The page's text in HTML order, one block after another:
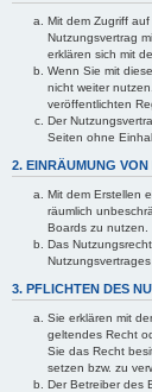
Mit dem Zugriff auf
Nutzungsvertrag
erklären sich mit
Wenn Sie mit
nicht weiter
veröffentlichten
Der
Seiten ohne
2. EINRÄUMUNG
Mit dem Erstellen
räumlich
Boards zu nutzen.
Das
Nutzungsvertrages
3. PFLICHTEN DES
Sie erklären mit
geltendes Recht
Sie das Recht
setzen bzw. zu
Der Betreiber des